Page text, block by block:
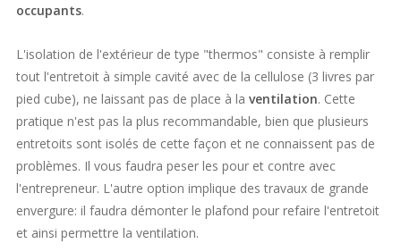
occupants.
L'isolation de l'extérieur de type "thermos" consiste à remplir
tout l'entretoit à simple cavité avec de la cellulose (3 livres par
pied cube), ne laissant pas de place à la ventilation. Cette
pratique n'est pas la plus recommandable, bien que plusieurs
entretoits sont isolés de cette façon et ne connaissent pas de
problèmes. Il vous faudra peser les pour et contre avec
l'entrepreneur. L'autre option implique des travaux de grande
envergure: il faudra démonter le plafond pour refaire l'entretoit
et ainsi permettre la ventilation.